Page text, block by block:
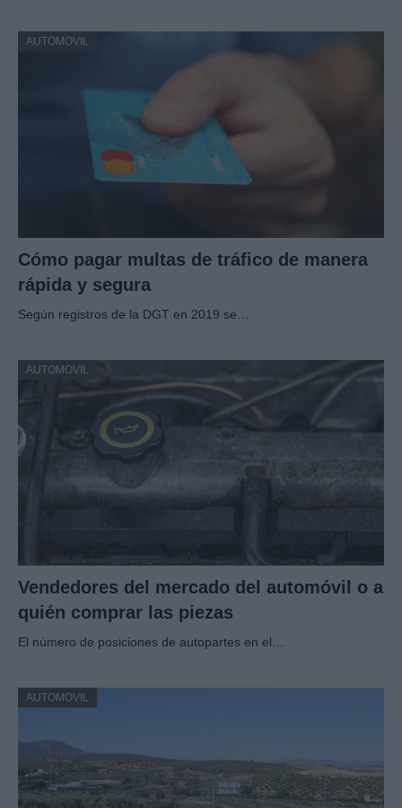
AUTOMOVIL
Cómo pagar multas de tráfico de manera
rápida y segura
Según registros de la DGT en 2019 se…
AUTOMOVIL
Vendedores del mercado del automóvil o a
quién comprar las piezas
El número de posiciones de autopartes en el…
AUTOMOVIL